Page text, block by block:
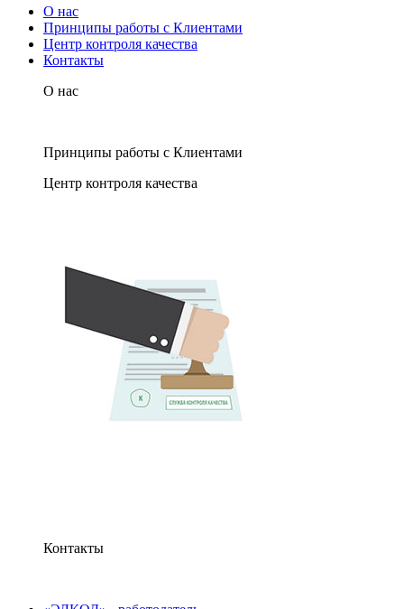
О нас
Принципы работы с Клиентами
Центр контроля качества
Контакты
О нас
Принципы работы с Клиентами
Центр контроля качества
Контакты